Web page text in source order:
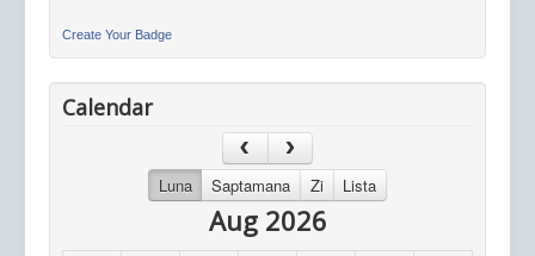
Create Your Badge
Calendar
Luna Saptamana Zi Lista
Aug 2026